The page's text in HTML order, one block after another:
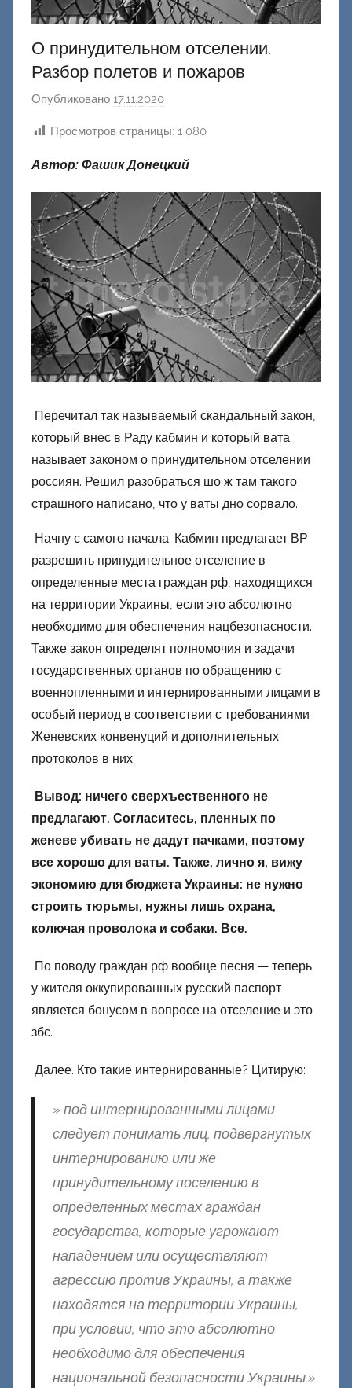
О принудительном отселении.
Разбор полетов и пожаров
Опубликовано 17.11.2020
т
о
о
м
ш
и
Д
о
н
к
и
й
Просмотров страницы: 1 080
Автор: Фашик Донецкий
Перечитал так называемый скандальный закон,
который внес в Раду кабмин и который вата
называет законом о принудительном отселении
россиян. Решил разобраться шо ж там такого
страшного написано, что у ваты дно сорвало.
Начну с самого начала. Кабмин предлагает ВР
разрешить принудительное отселение в
определенные места граждан рф, находящихся
на территории Украины, если это абсолютно
необходимо для обеспечения нацбезопасности.
Также закон определят полномочия и задачи
государственных органов по обращению с
военнопленными и интернированными лицами в
особый период в соответствии с требованиями
Женевских конвенуций и дополнительных
протоколов в них.
Вывод: ничего сверхъественного не
предлагают. Согласитесь, пленных по
женеве убивать не дадут пачками, поэтому
все хорошо для ваты. Также, лично я, вижу
экономию для бюджета Украины: не нужно
строить тюрьмы, нужны лишь охрана,
колючая проволока и собаки. Все.
По поводу граждан рф вообще песня — теперь
у жителя оккупированных русский паспорт
является бонусом в вопросе на отселение и это
збс.
Далее. Кто такие интернированные? Цитирую:
» под интернированными лицами
следует понимать лиц, подвергнутых
интернированию или же
принудительному поселению в
определенных местах граждан
государства, которые угрожают
нападением или осуществляют
агрессию против Украины, а также
находятся на территории Украины,
при условии, что это абсолютно
необходимо для обеспечения
национальной безопасности Украины.»